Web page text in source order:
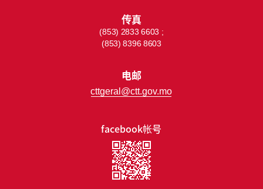
facebook帐号
传真
(853) 2833 6603 ;
(853) 8396 8603
电邮
cttgeral@ctt.gov.mo